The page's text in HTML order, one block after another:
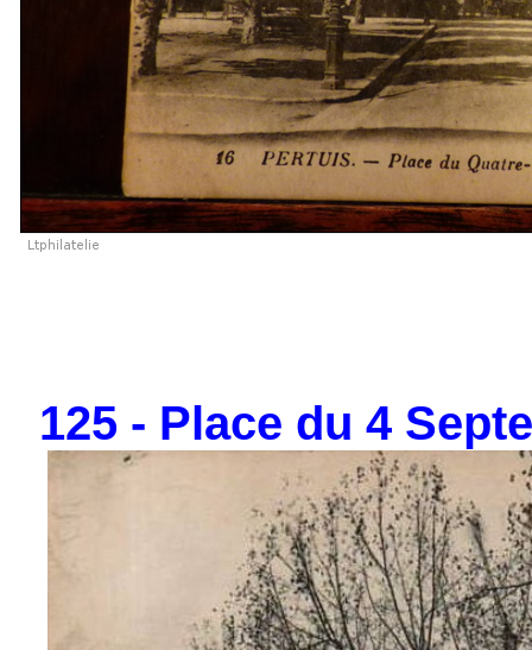
125 - Place du 4